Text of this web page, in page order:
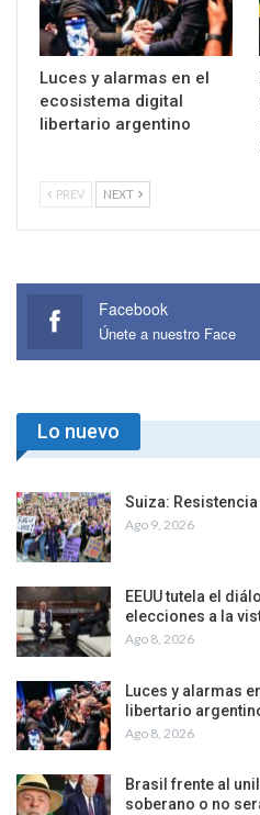
Luces y alarmas en el
ecosistema digital
libertario argentino
PREV NEXT
Facebook
Únete a nuestro Face
Lo nuevo
Suiza:
Ago 9, 2026
EEUU tutela el
elecciones a la
Ago 8, 2026
Luces y alarmas
libertario
Ago 8, 2026
Brasil frente al
soberano o no